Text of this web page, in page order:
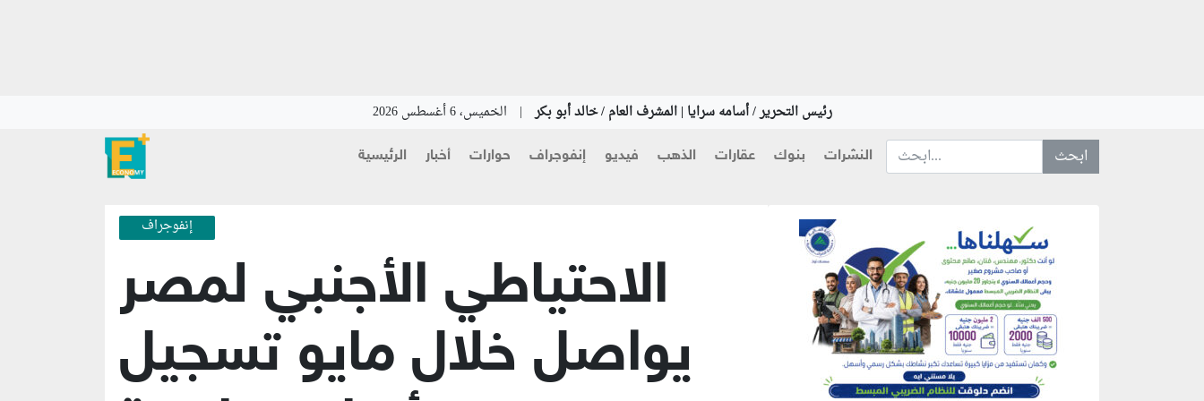
رئيس التحرير / أسامه سرايا | المشرف العام / خالد أبو بكر | الخميس، 6 أغسطس 2026
الرئيسية أخبار حوارات إنفوجراف فيديو الذهب عقارات بنوك النشرات ابحث عن... :
إنفوجراف
الاحتياطي الأجنبي لمصر
يواصل خلال مايو تسجيل
منطقة إعلانية